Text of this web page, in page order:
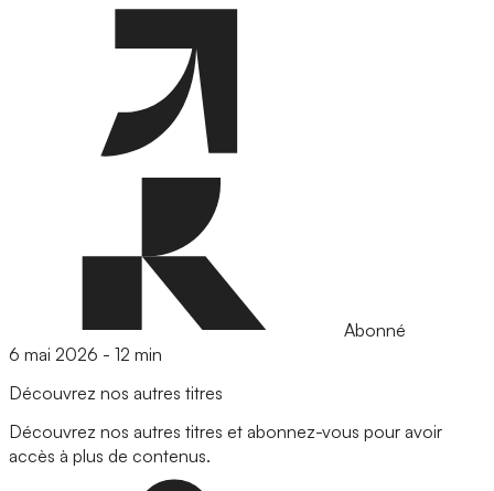
Abonné
6 mai 2026 - 12 min
Découvrez nos autres titres
Découvrez nos autres titres et abonnez-vous pour avoir
accès à plus de contenus.